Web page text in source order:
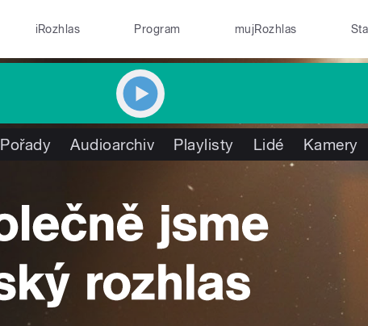
iRozhlas Program mujRozhlas
Pořady Audioarchiv Playlisty Lidé Kamery